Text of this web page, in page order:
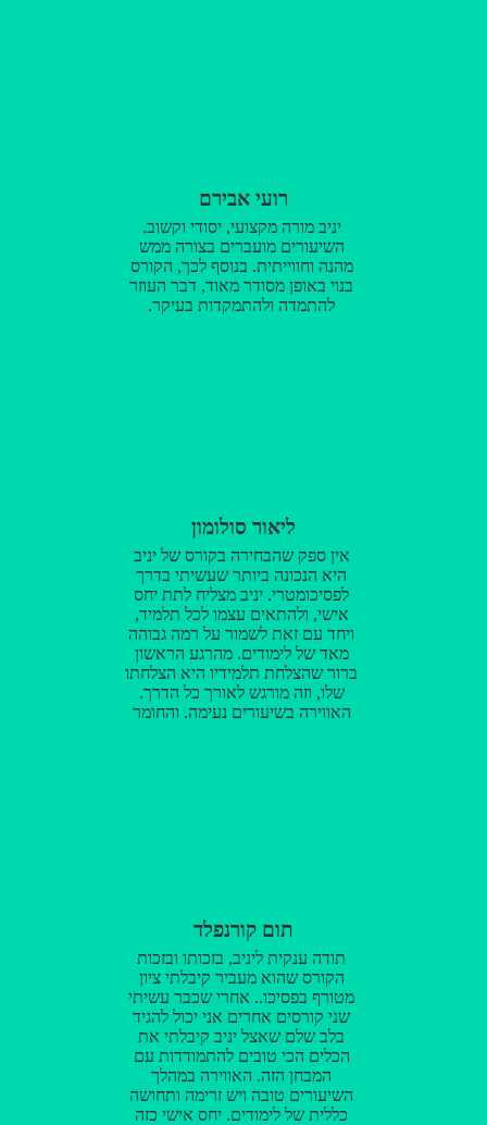
רועי אבירם
יניב מורה מקצועי, יסודי וקשוב.
השיעורים מועברים בצורה ממש
מהנה וחווייתית. בנוסף לכך, הקורס
בנוי באופן מסודר מאוד, דבר העוזר
להתמדה ולהתמקדות בעיקר.
ליאור סולומון
אין ספק שהבחירה בקורס של יניב
היא הנכונה ביותר שעשיתי בדרך
לפסיכומטרי. יניב מצליח לתת יחס
אישי, ולהתאים עצמו לכל תלמיד,
ויחד עם זאת לשמור על רמה גבוהה
מאד של לימודים. מהרגע הראשון
ברור שהצלחת תלמידיו היא הצלחתו
שלו, וזה מורגש לאורך כל הדרך.
האווירה בשיעורים נעימה, והחומר
תום קורנפלד
תודה ענקית ליניב, בזכותו ובזכות
הקורס שהוא מעביר קיבלתי ציון
מטורף בפסיכו.. אחרי שכבר עשיתי
שני קורסים אחרים אני יכול להגיד
בלב שלם שאצל יניב קיבלתי את
הכלים הכי טובים להתמודדות עם
המבחן הזה. האווירה במהלך
השיעורים טובה ויש זרימה ותחושה
כללית של לימודים. יחס אישי כזה